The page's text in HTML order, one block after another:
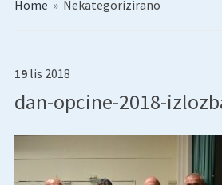
Home » Nekategorizirano
19 lis 2018
dan-opcine-2018-